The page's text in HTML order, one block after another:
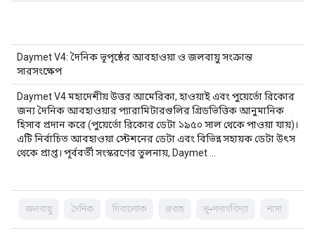
Daymet V4: দৈনিক ভূপৃষ্ঠের আবহাওয়া ও জলবায়ু সংক্রান্ত
সারসংক্ষেপ
Daymet V4 মহাদেশীয় উত্তর আমেরিকা, হাওয়াই এবং পুয়ের্তো রিকোর
জন্য দৈনিক আবহাওয়ার প্যারামিটারগুলির গ্রিডভিত্তিক আনুমানিক
হিসাব প্রদান করে (পুয়ের্তো রিকোর ডেটা ১৯৫০ সাল থেকে পাওয়া যায়)।
এটি নির্বাচিত আবহাওয়া স্টেশনের ডেটা এবং বিভিন্ন সহায়ক ডেটা উৎস
থেকে প্রাপ্ত। পূর্ববর্তী সংস্করণের তুলনায়, Daymet …
জলবায়ু দৈনিক দিবালোক প্রবাহ ভূ-পদার্থবিদ্যা নাসা